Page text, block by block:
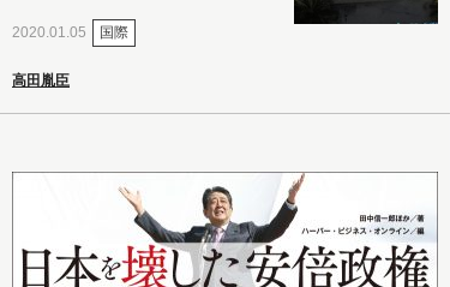
2020.01.05 国際
高田胤臣